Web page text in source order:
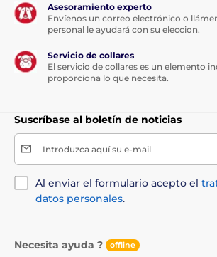
Asesoramiento experto
Envíenos un correo electrónico o
personal le ayudará con su eleccion.
Servicio de collares
El servicio de collares es un elemento
proporciona lo que necesita.
Suscríbase al boletín de noticias
Introduzca aquí su e-mail
Al enviar el formulario acepto el
datos personales.
Necesita ayuda ? offline